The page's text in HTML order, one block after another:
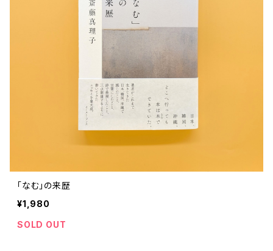
「なむ」の来歴
¥1,980
SOLD OUT